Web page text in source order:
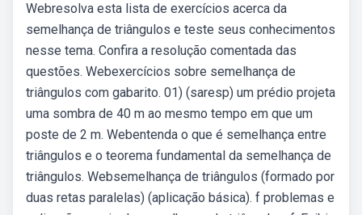
Webresolva esta lista de exercícios acerca da
semelhança de triângulos e teste seus conhecimentos
nesse tema. Confira a resolução comentada das
questões. Webexercícios sobre semelhança de
triângulos com gabarito. 01) (saresp) um prédio projeta
uma sombra de 40 m ao mesmo tempo em que um
poste de 2 m. Webentenda o que é semelhança entre
triângulos e o teorema fundamental da semelhança de
triângulos. Websemelhança de triângulos (formado por
duas retas paralelas) (aplicação básica). f problemas e